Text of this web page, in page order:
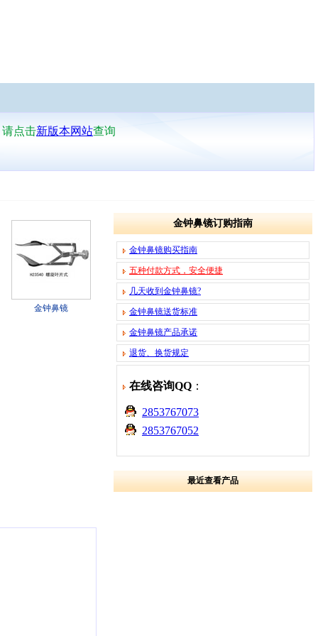
点击新版本网站查询
金钟鼻镜
金钟鼻镜订购指南
金钟鼻镜购买指南
五种付款方式，安全便捷
几天收到金钟鼻镜?
金钟鼻镜送货标准
金钟鼻镜产品承诺
退货、换货规定
在线咨询QQ ：
2853767073
2853767052
最近查看产品